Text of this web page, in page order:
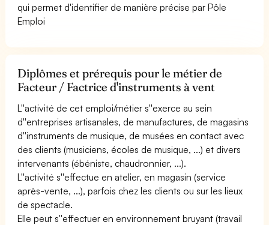
qui permet d'identifier de manière précise par Pôle
Emploi
Diplômes et prérequis pour le métier de
Facteur / Factrice d'instruments à vent
L''activité de cet emploi/métier s''exerce au sein
d''entreprises artisanales, de manufactures, de magasins
d''instruments de musique, de musées en contact avec
des clients (musiciens, écoles de musique, ...) et divers
intervenants (ébéniste, chaudronnier, ...).
L''activité s''effectue en atelier, en magasin (service
après-vente, ...), parfois chez les clients ou sur les lieux
de spectacle.
Elle peut s''effectuer en environnement bruyant (travail